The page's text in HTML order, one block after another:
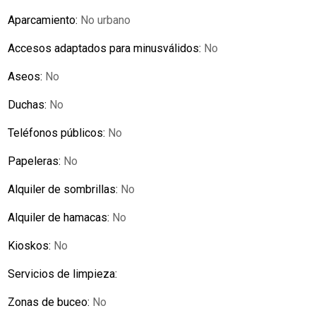
Aparcamiento: No urbano
Accesos adaptados para minusválidos: No
Aseos: No
Duchas: No
Teléfonos públicos: No
Papeleras: No
Alquiler de sombrillas: No
Alquiler de hamacas: No
Kioskos: No
Servicios de limpieza:
Zonas de buceo: No